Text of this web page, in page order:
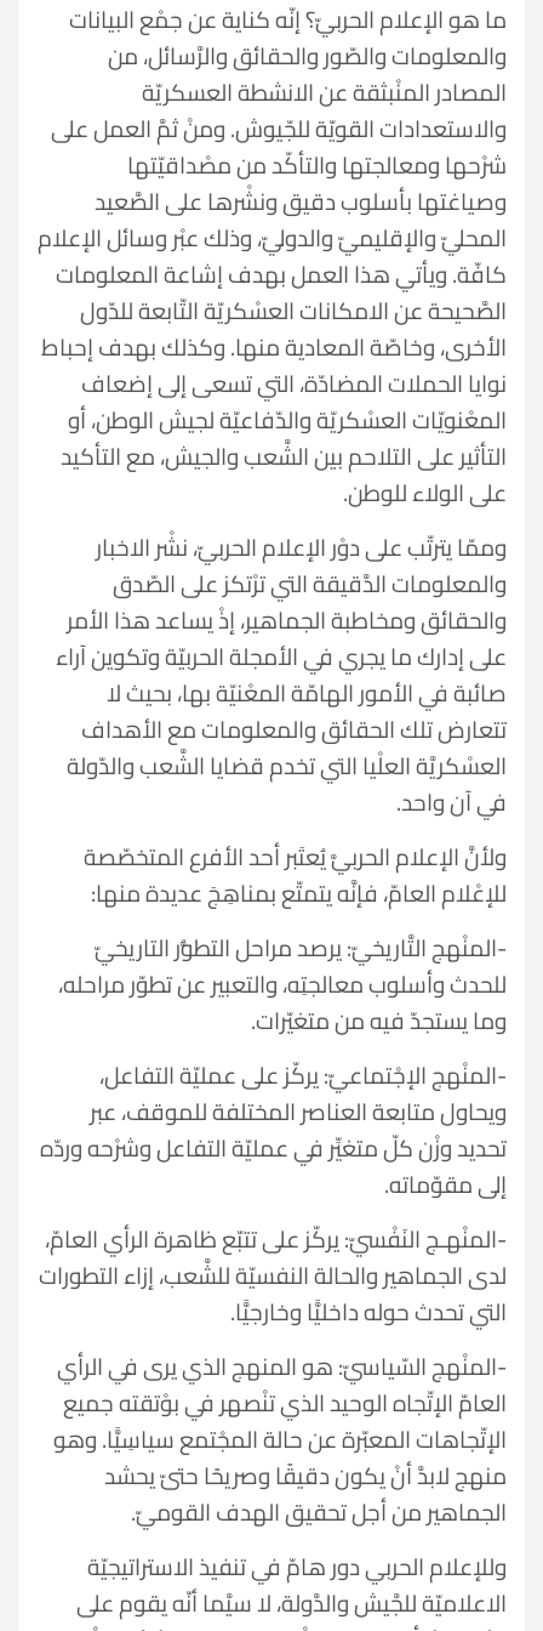
ما هو الإعلام الحربيّ؟ إنّه كناية عن جمْع البيانات
والمعلومات والصّور والحقائق والرَّسائل، من
المصادر المنْبثقة عن الانشطة العسكريّة
والاستعدادات القويّة للجّيوش. ومنْ ثمَّ العمل على
شرْحها ومعالجتها والتأكّد من مصْداقیّتها
وصياغتها بأسلوب دقيق ونشْرها على الصَّعيد
المحليّ والإقليميّ والدوليّ، وذلك عبْر وسائل الإعلام
كافّة. ويأتي هذا العمل بهدف إشاعة المعلومات
الصَّحيحة عن الامكانات العسْكريّة التّابعة للدّول
الأخرى، وخاصّة المعادية منها. وكذلك بهدف إحباط
نوايا الحملات المضادّة، التي تسعى إلى إضعاف
المعْنويّات العسْكريّة والدّفاعيّة لجيش الوطن، أو
التأثیر على التلاحم بین الشَّعب والجيش، مع التأكید
على الولاء للوطن.
وممّا يترتّب على دوْر الإعلام الحربيّ، نشْر الاخبار
والمعلومات الدَّقيقة التي ترْتكز على الصّدق
والحقائق ومخاطبة الجماهیر، إذْ يساعد هذا الأمر
على إدارك ما یجري في الأمجلة الحربيّة وتكوين آراء
صائبة في الأمور الهامّة المعْنيّة بها، بحیث لا
تتعارض تلك الحقائق والمعلومات مع الأهداف
العسْكريَّة العلْيا التي تخدم قضايا الشَّعب والدّولة
في آن واحد.
ولأنَّ الإعلام الحربيَّ يُعتَبر أحد الأفرع المتخصّصة
للإعْلام العامّ، فإنَّه يتمتّع بمناهِجَ عديدة منها:
-المنْهج التَّاريخيّ: يرصد مراحل التطوُّر التاريخيّ
للحدث وأسلوب معالجتِه، والتعبير عن تطوّر مراحله،
وما يستجدّ فيه من متغيّرات.
-المنْهج الإجْتماعيّ: يركّز على عمليّة التفاعل،
ويحاول متابعة العناصر المختلفة للموقف، عبر
تحديد وزْن كلّ متغيِّر في عمليّة التفاعل وشرْحه وردّه
إلى مقوّماته.
-المنْهـج النَفْسيّ: يركّز على تتبّع ظاهرة الرأي العامّ،
لدى الجماهير والحالة النفسيّة للشَّعب، إزاء التطورات
التي تحدث حوله داخليًّا وخارجيًّا.
-المنْهج السّياسيّ: هو المنهج الذي يرى في الرأي
العامّ الإتّجاه الوحيد الذي تنْصهر في بوْتقته جميع
الإتّجاهات المعبّرة عن حالة المجْتمع سياسِيًّا. وهو
منهج لابدَّ أنْ يكون دقيقًا وصريحًا حتىّ يحشد
الجماهير من أجل تحقيق الهدف القوميّ.
وللإعلام الحربي دور هامّ في تنفيذ الاستراتيجيّة
الاعلاميّة للجَّيش والدَّولة، لا سيَّما أنّه يقوم على